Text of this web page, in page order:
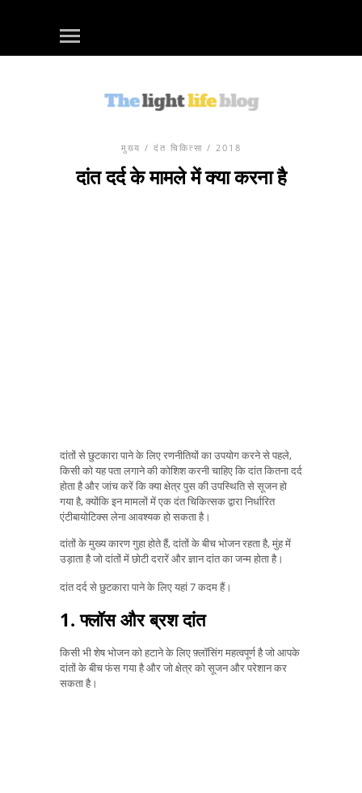
मुख्य / दंत चिकित्सा / 2018
दांत दर्द के मामले में क्या करना है
दांतों से छुटकारा पाने के लिए रणनीतियों का उपयोग करने से पहले,
किसी को यह पता लगाने की कोशिश करनी चाहिए कि दांत कितना दर्द
होता है और जांच करें कि क्या क्षेत्र पुस की उपस्थिति से सूजन हो
गया है, क्योंकि इन मामलों में एक दंत चिकित्सक द्वारा निर्धारित
एंटीबायोटिक्स लेना आवश्यक हो सकता है।
दांतों के मुख्य कारण गुहा होते हैं, दांतों के बीच भोजन रहता है, मुंह में
उड़ाता है जो दांतों में छोटी दरारें और ज्ञान दांत का जन्म होता है।
दांत दर्द से छुटकारा पाने के लिए यहां 7 कदम हैं।
1. फ्लॉस और ब्रश दांत
किसी भी शेष भोजन को हटाने के लिए फ़्लॉसिंग महत्वपूर्ण है जो आपके
दांतों के बीच फंस गया है और जो क्षेत्र को सूजन और परेशान कर
सकता है।